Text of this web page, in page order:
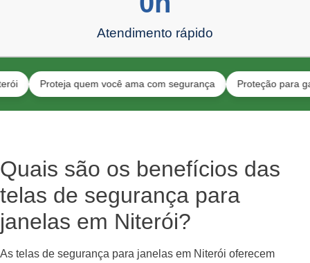
Atendimento rápido
Proteja quem você ama com segurança Proteção para gatos e
Quais são os benefícios das
telas de segurança para
janelas em Niterói?
As telas de segurança para janelas em Niterói oferecem